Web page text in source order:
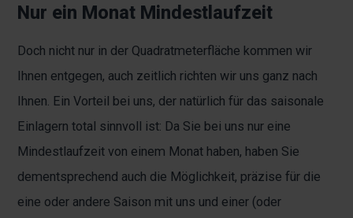
Nur ein Monat Mindestlaufzeit
Doch nicht nur in der Quadratmeterfläche kommen wir
Ihnen entgegen, auch zeitlich richten wir uns ganz nach
Ihnen. Ein Vorteil bei uns, der natürlich für das saisonale
Einlagern total sinnvoll ist: Da Sie bei uns nur eine
Mindestlaufzeit von einem Monat haben, haben Sie
dementsprechend auch die Möglichkeit, präzise für die
eine oder andere Saison mit uns und einer (oder